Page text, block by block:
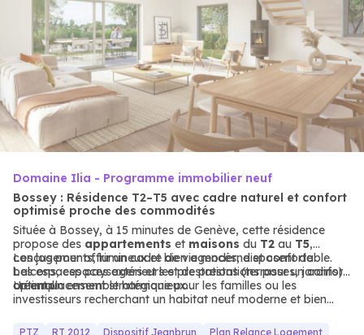
Actualités
Ressources
Financer
frais de notaire réduits, bonnes performances
énergétiques, garanties constructeur, etc.
Domaine Ilia - Programme immobilier neuf
Bossey : Résidence T2–T5 avec cadre naturel et confort
optimisé proche des commodités
Située à Bossey, à 15 minutes de Genève, cette résidence
propose des appartements et maisons du T2 au T5,
conçus pour offrir un cadre de vie moderne et confortable.
Les espaces paysagers et les prestations (terrasses, jardins)
créent un ensemble harmonieux.
Les logements, lumineux et bien agencés, disposent de
balcons, espaces extérieurs et de prestations pour un confort
optimal.
Un emplacement stratégique pour les familles ou les
investisseurs recherchant un habitat neuf moderne et bien
PTZ RT 2012 Dispositif Jeanbrun Plan Relance Logement